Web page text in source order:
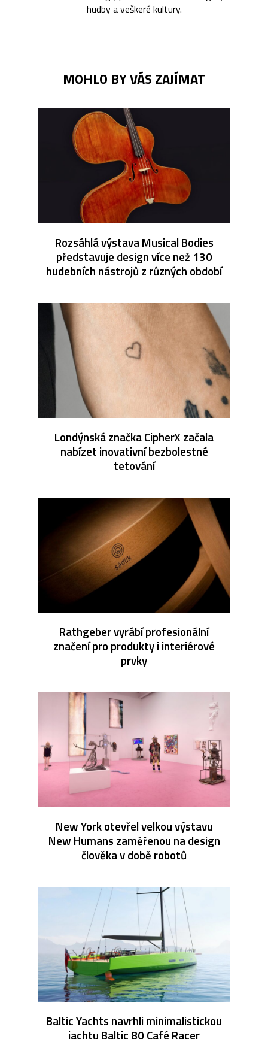
hudby a veškeré kultury.
MOHLO BY VÁS ZAJÍMAT
Rozsáhlá výstava Musical Bodies
představuje design více než 130
hudebních nástrojů z různých období
Londýnská značka CipherX začala
nabízet inovativní bezbolestné
tetování
Rathgeber vyrábí profesionální
značení pro produkty i interiérové
prvky
New York otevřel velkou výstavu
New Humans zaměřenou na design
člověka v době robotů
Baltic Yachts navrhli minimalistickou
jachtu Baltic 80 Café Racer